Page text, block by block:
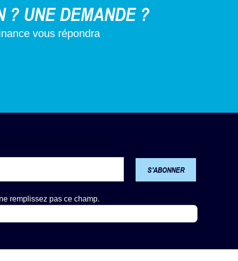
? UNE DEMANDE ?
vous répondra
S'ABONNER
remplissez pas ce champ.